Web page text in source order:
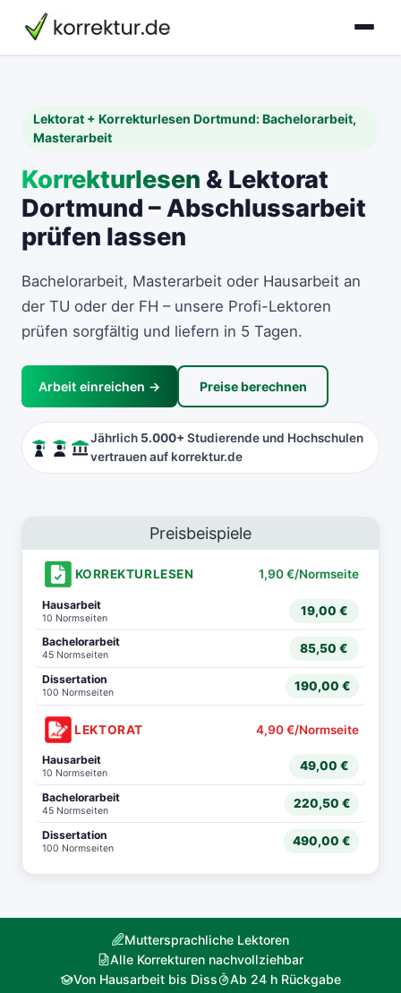
Lektorat + Korrekturlesen Dortmund: Bachelorarbeit,
Masterarbeit
Korrekturlesen & Lektorat
Dortmund – Abschlussarbeit
prüfen lassen
Bachelorarbeit, Masterarbeit oder Hausarbeit an
der TU oder der FH – unsere Profi-Lektoren
prüfen sorgfältig und liefern in 5 Tagen.
Arbeit einreichen → Preise berechnen
Jährlich 5.000+ Studierende und Hochschulen
vertrauen auf korrektur.de
Preisbeispiele
KORREKTURLESEN 1,90 €/Normseite
Hausarbeit
10 Normseiten 19,00 €
Bachelorarbeit
45 Normseiten 85,50 €
Dissertation
100 Normseiten 190,00 €
LEKTORAT 4,90 €/Normseite
Hausarbeit
10 Normseiten 49,00 €
Bachelorarbeit
45 Normseiten 220,50 €
Dissertation
100 Normseiten 490,00 €
Muttersprachliche Lektoren
Alle Korrekturen nachvollziehbar
Von Hausarbeit bis Diss
Ab 24 h Rückgabe